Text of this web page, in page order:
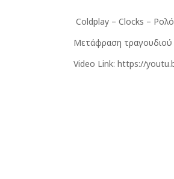
Coldplay – Clocks –
Μετάφραση
Video Link: https://